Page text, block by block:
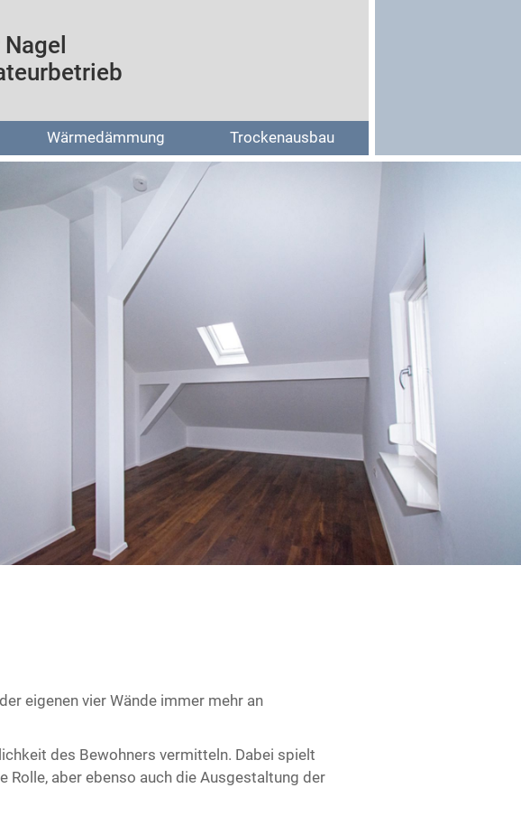
Wärmedämmung Trockenausbau
eigenen vier Wände immer mehr an
des Bewohners vermitteln. Dabei spielt
Rolle, aber ebenso auch die Ausgestaltung der